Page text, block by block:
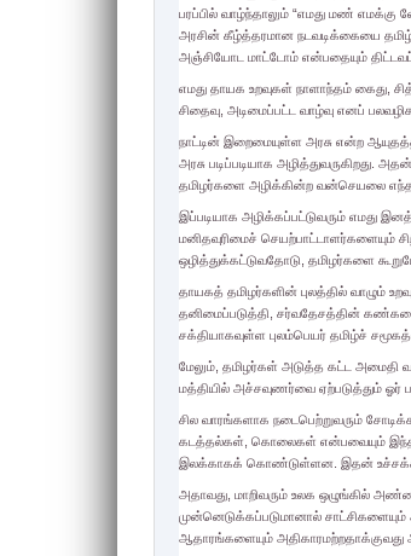
பரப்பில் வாழ்ந்தாலும் “எமது மண்
அரசின் கீழ்த்தரமான நடவடிக்கையை
அஞ்சியோட மாட்டோம் என்பதையும்
எமது தாயக உறவுகள் நாளாந்தம் கைது,
சிதைவு, அடிமைப்பட்ட வாழ்வு எனப்
நாட்டின் இறைமையுள்ள அரசு என்ற
அரசு படிப்படியாக அழித்துவருகிறது.
தமிழர்களை அழிக்கின்ற வன்செயலை
இப்படியாக அழிக்கப்பட்டுவரும் எமது
மனிதவுரிமைச் செயற்பாட்டாளர்களையும்
ஒழித்துக்கட்டுவதோடு, தமிழர்களை
தாயகத் தமிழர்களின் புலத்தில் வாழும்
தனிமைப்படுத்தி, சர்வதேசத்தின்
சக்தியாகவுள்ள புலம்பெயர் தமிழ்ச்
மேலும், தமிழர்கள் அடுத்த கட்ட அமைதி
மத்தியில் அச்சவுணர்வை ஏற்படுத்தும் ஓர்
சில வாரங்களாக நடைபெற்றுவரும்
கடத்தல்கள், கொலைகள் என்பவையும் இந்த
இலக்காகக் கொண்டுள்ளன. இதன்
அதாவது, மாறிவரும் உலக ஒழுங்கில்
முன்னெடுக்கப்படுமானால்
ஆதாரங்களையும் அதிகாரமற்றதாக்குவது